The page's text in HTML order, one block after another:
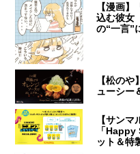
【漫画
込む彼女
の“一言”
【松の
ューシー
【サン
「
ット＆特